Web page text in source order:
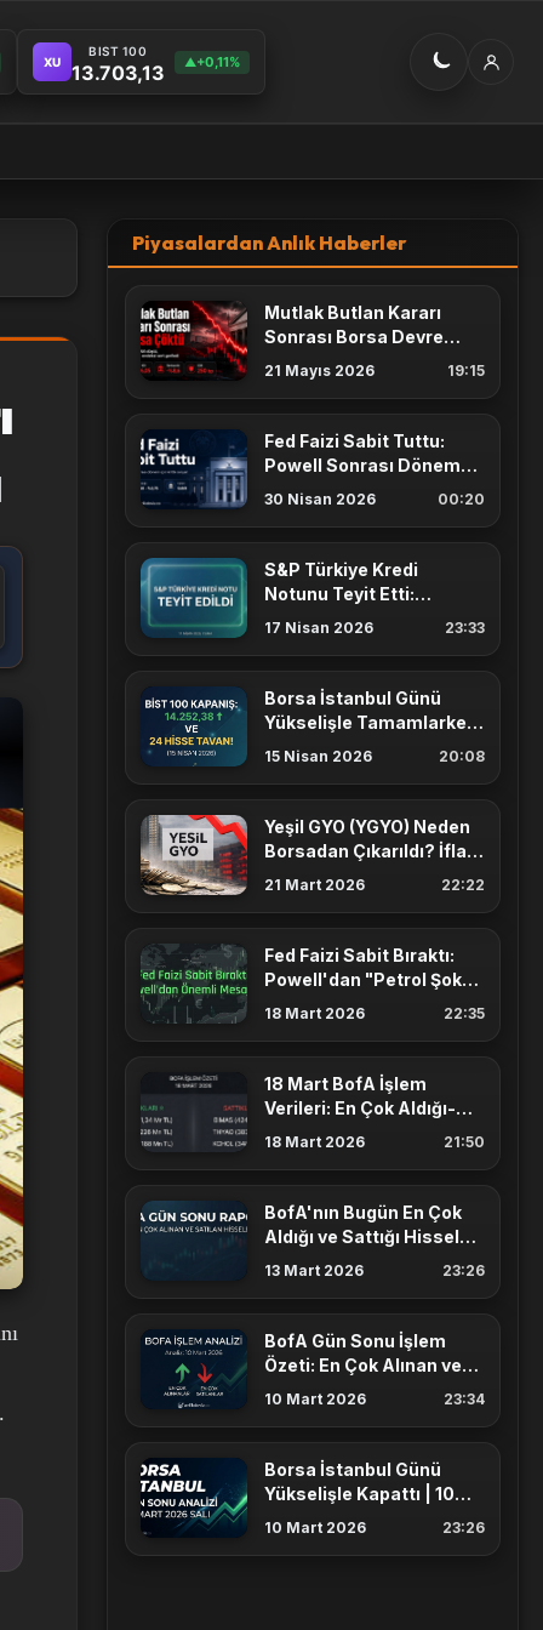
XU
BIST 100
13.703,13 ▲+0,11%
Piyasalardan Anlık Haberler
Mutlak Butlan Kararı
Sonrası Borsa Devre
Kesti
21 Mayıs 2026 19:15
Fed Faizi Sabit Tuttu:
Powell Sonrası Dönem
İçin Kritik Sinyal
30 Nisan 2026 00:20
S&P Türkiye Kredi
Notunu Teyit Etti:
Görünüm 'Durağan'
17 Nisan 2026 23:33
Borsa İstanbul Günü
Yükselişle Tamamlarken
24 Hisse Tavan Kilitli
15 Nisan 2026 20:08
Yeşil GYO (YGYO) Neden
Borsadan Çıkarıldı? İflas
Kararı ve Yatırımcıya
21 Mart 2026 22:22
Fed Faizi Sabit Bıraktı:
Powell'dan "Petrol Şoku"
ve "Stagflasyon"
18 Mart 2026 22:35
18 Mart BofA İşlem
Verileri: En Çok Aldığı-
Sattığı Hisseler
18 Mart 2026 21:50
BofA'nın Bugün En Çok
Aldığı ve Sattığı Hisseler
(13 Mart)
13 Mart 2026 23:26
BofA Gün Sonu İşlem
Özeti: En Çok Alınan ve
Satılan Hisseler (10 Mart)
10 Mart 2026 23:34
Borsa İstanbul Günü
Yükselişle Kapattı | 10
Mart Gün Sonu Analizi
10 Mart 2026 23:26